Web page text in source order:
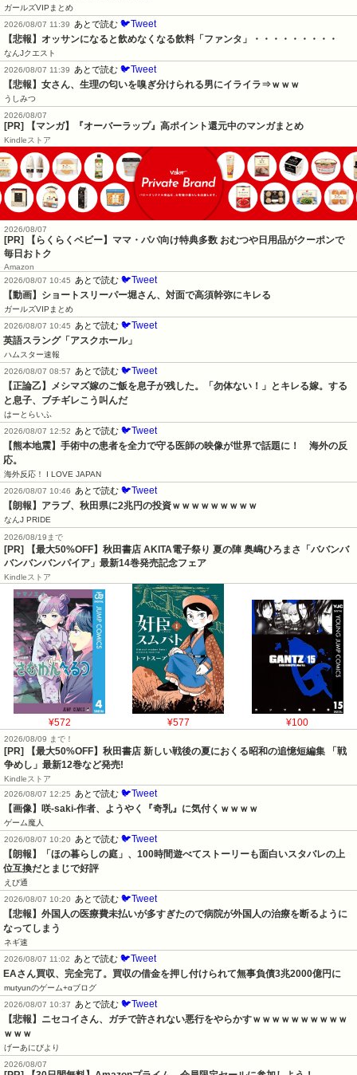
ガールズVIPまとめ
2026/08/07 11:39
あとで読む 🐦Tweet
【悲報】オッサンになると飲めなくなる飲料「ファンタ」・・・・・・・・・
なんJクエスト
2026/08/07 11:39
あとで読む 🐦Tweet
【悲報】女さん、生理の匂いを嗅ぎ分けられる男にイライラ⇒ｗｗｗ
うしみつ
2026/08/07
[PR] 【マンガ】『オーバーラップ』高ポイント還元中のマンガまとめ
Kindleストア
2026/08/07
[PR] 【らくらくベビー】ママ・パパ向け特典多数 おむつや日用品がクーポンで
毎日おトク
Amazon
2026/08/07 10:45
あとで読む 🐦Tweet
【動画】ショートスリーパー堀さん、対面で高須幹弥にキレる
ガールズVIPまとめ
2026/08/07 10:45
あとで読む 🐦Tweet
英語スラング「アスクホール」
ハムスター速報
2026/08/07 08:57
あとで読む 🐦Tweet
【正論乙】メシマズ嫁のご飯を息子が残した。「勿体ない！」とキレる嫁。する
と息子、ブチギレこう叫んだ
はーとらいふ
2026/08/07 12:52
あとで読む 🐦Tweet
【熊本地震】手術中の患者を全力で守る医師の映像が世界で話題に！　海外の反
応。
海外反応！ I LOVE JAPAN
2026/08/07 10:46
あとで読む 🐦Tweet
【朗報】アラブ、秋田県に2兆円の投資ｗｗｗｗｗｗｗｗｗ
なんJ PRIDE
2026/08/19まで
[PR] 【最大50%OFF】秋田書店 AKITA電子祭り 夏の陣 奥嶋ひろまさ「ババンバ
バンバンバンパイア」最新14巻発売記念フェア
Kindleストア
¥572 ¥577 ¥100
2026/08/09 まで！
[PR] 【最大50%OFF】秋田書店 新しい戦後の夏におくる昭和の追憶短編集 「戦
争めし」最新12巻など発売!
Kindleストア
2026/08/07 12:25
あとで読む 🐦Tweet
【画像】咲-saki-作者、ようやく『奇乳』に気付くｗｗｗｗ
ゲーム魔人
2026/08/07 10:20
あとで読む 🐦Tweet
【朗報】「ほの暮らしの庭」、100時間遊べてストーリーも面白いスタバレの上
位互換だとまじで好評
えび通
2026/08/07 10:20
あとで読む 🐦Tweet
【悲報】外国人の医療費未払いが多すぎたので病院が外国人の治療を断るように
なってしまう
ネギ速
2026/08/07 11:02
あとで読む 🐦Tweet
EAさん買収、完全完了。買収の借金を押し付けられて無事負債3兆2000億円に
mutyunのゲーム+αブログ
2026/08/07 10:37
あとで読む 🐦Tweet
【悲報】ニセコイさん、ガチで許されない悪行をやらかすｗｗｗｗｗｗｗｗｗｗ
ｗｗｗ
げーあにびより
2026/08/07